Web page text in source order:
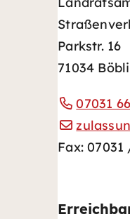
Parkstr. 16
71034
07031
Fax: 07031